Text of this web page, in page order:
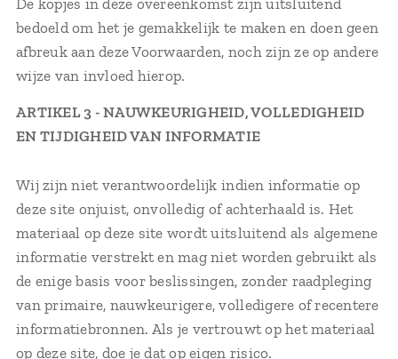
bedoeld om het je gemakkelijk te maken en doen geen
afbreuk aan deze Voorwaarden, noch zijn ze op andere
wijze van invloed hierop.
ARTIKEL 3 - NAUWKEURIGHEID, VOLLEDIGHEID
EN TIJDIGHEID VAN INFORMATIE
Wij zijn niet verantwoordelijk indien informatie op
deze site onjuist, onvolledig of achterhaald is. Het
materiaal op deze site wordt uitsluitend als algemene
informatie verstrekt en mag niet worden gebruikt als
de enige basis voor beslissingen, zonder raadpleging
van primaire, nauwkeurigere, volledigere of recentere
informatiebronnen. Als je vertrouwt op het materiaal
op deze site, doe je dat op eigen risico.